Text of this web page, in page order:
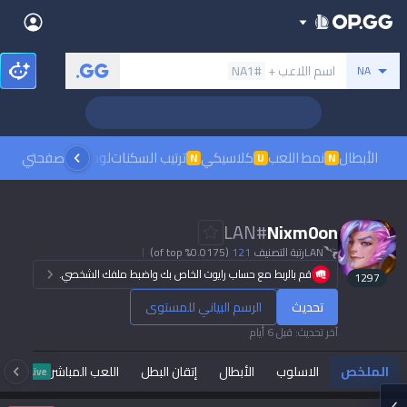
NA بحث عن المستدعي
اسم اللاعب + #NA1
الأبطال N نمط اللعب U كلاسيكي Nترتيب السكناتلوحات الصدارة
صفحتي
1297
Nixm0on
#
LAN
LANرتبة التصنيف 121
(0.0175% of top)
قم بالربط مع حساب رايوت الخاص بك واضبط ملفك الشخصي.
تحديث الرسم البياني للمستوى
آخر تحديث:قبل 6 أيام
الملخص الاسلوب الأبطال إتقان البطل اللعب المباشر Live
League of Legends
Teamfight Tactics
Pokémon Champions
Beta
ROBLOX
OVERWATCH2
Pokémon Pokopia
Marvel Rivals
Arc Raiders
Slay The Spire 2
Counter Strike 2
Beta
Fortnite
Sign in
Language
العربية
Dark mode
Back
العربية
English
日本語
język polski
Deutsch